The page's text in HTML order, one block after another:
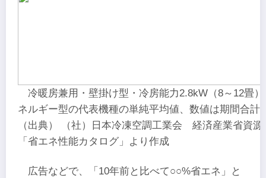
冷暖房兼用・壁掛け型・冷房能力2.8kW（8～12畳
ネルギー型の代表機種の単純平均値、数値は期間合計
（出典） （社）日本冷凍空調工業会 経済産業省資源
「省エネ性能カタログ」より作成
広告などで、「10年前と比べて○○%省エネ」と